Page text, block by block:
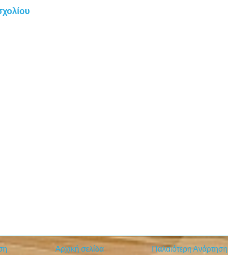
Παλαιότερη Ανάρτηση
Αρχική σελίδα